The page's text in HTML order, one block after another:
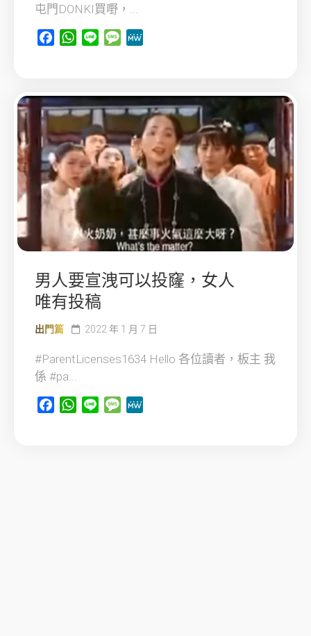
屯門DONKI買嘢，...
FacebookWhatsApp
Line Message
男人要宣洩可以投窿，女人
唯有投稿
出門篇 2022 年 1 月 7 日
#ParentLicenses1634 Hello 各位讀者，板主 我
係 #pa...
FacebookWhatsApp
Line Message